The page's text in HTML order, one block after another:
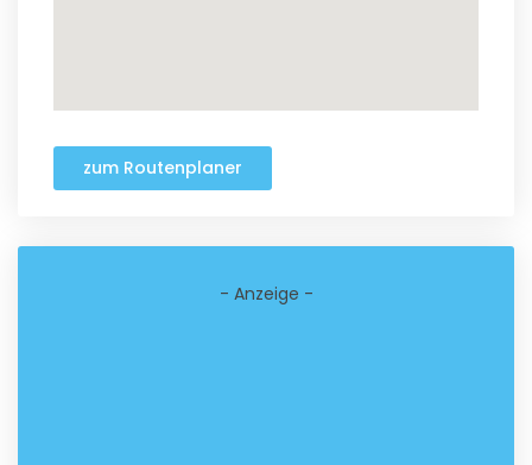
zum Routenplaner
- Anzeige -